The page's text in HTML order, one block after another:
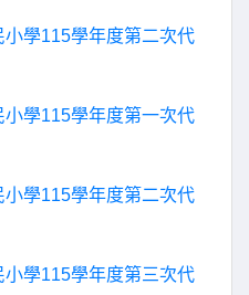
學115學年度第二次代
學115學年度第一次代
學115學年度第二次代
學115學年度第三次代